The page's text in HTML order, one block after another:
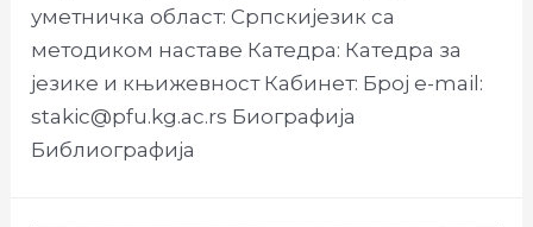
уметничка област: Српскијезик са
методиком наставе Катедра: Катедра за
језике и књижевност Кабинет: Број e-mail:
stakic@pfu.kg.ac.rs Биографија
Библиографија